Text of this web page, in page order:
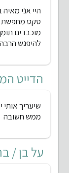
סקס מחפשת
מוכבדים
להיפגש
הדייט
שיעריך אותי
ממש חשובה
על בן /